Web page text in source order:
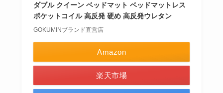
ダブル クイーン ベッドマット ベッドマットレス
ポケットコイル 高反発 硬め 高反発ウレタン
GOKUMINブランド直営店
Amazon
楽天市場